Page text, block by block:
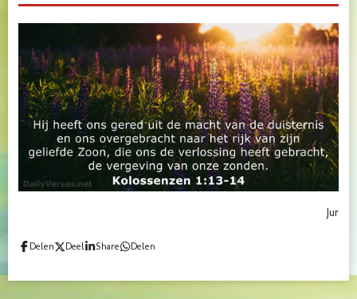
Jur
Delen Deel Share Delen